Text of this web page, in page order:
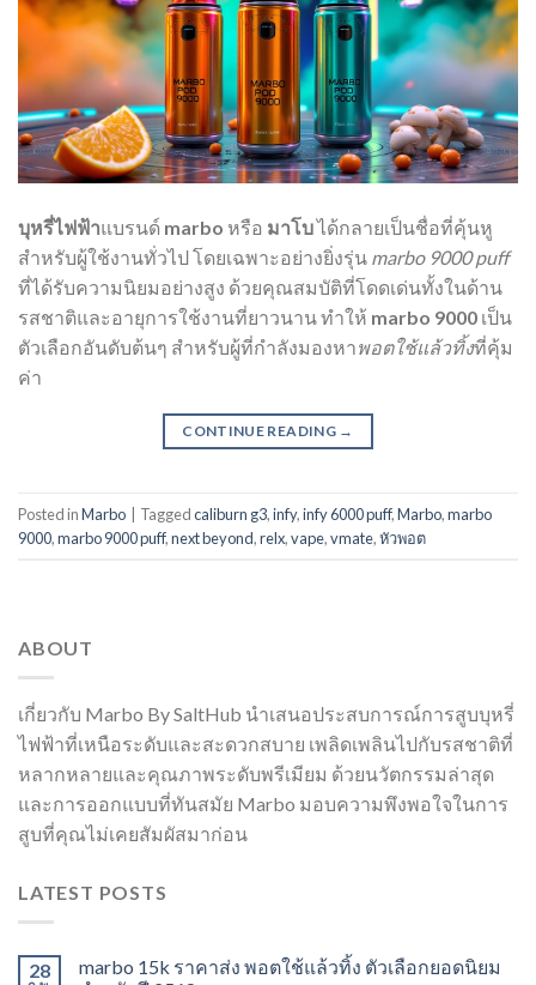
บุหรี่ไฟฟ้าแบรนด์ marbo หรือ มาโบได้กลายเป็นชื่อที่คุ้นหู
สำหรับผู้ใช้งานทั่วไป โดยเฉพาะอย่างยิ่งรุ่น marbo 9000 puff
ที่ได้รับความนิยมอย่างสูง ด้วยคุณสมบัติที่โดดเด่นทั้งในด้าน
รสชาติและอายุการใช้งานที่ยาวนาน ทำให้ marbo 9000 เป็น
ตัวเลือกอันดับต้นๆ สำหรับผู้ที่กำลังมองหาพอตใช้แล้วทิ้งที่คุ้ม
ค่า
CONTINUE READING →
Posted inMarbo Taggedcaliburn g3,infy,infy 6000 puff,Marbo,marbo
9000,marbo 9000 puff,next beyond,relx,vape,vmate,หัวพอต
ABOUT
เกี่ยวกับ Marbo By SaltHub นำเสนอประสบการณ์การสูบบุหรี่
ไฟฟ้าที่เหนือระดับและสะดวกสบาย เพลิดเพลินไปกับรสชาติที่
หลากหลายและคุณภาพระดับพรีเมียม ด้วยนวัตกรรมล่าสุด
และการออกแบบที่ทันสมัย Marbo มอบความพึงพอใจในการ
สูบที่คุณไม่เคยสัมผัสมาก่อน
LATEST POSTS
28
marbo 15k ราคาส่ง พอตใช้แล้วทิ้ง ตัวเลือกยอดนิยม